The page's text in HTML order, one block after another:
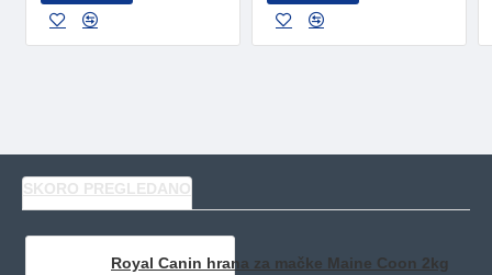
SKORO PREGLEDANO
Royal Canin hrana za mačke Maine Coon 2kg